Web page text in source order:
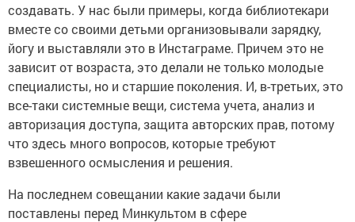
создавать. У нас были примеры, когда библиотекари
вместе со своими детьми организовывали зарядку,
йогу и выставляли это в Инстаграме. Причем это не
зависит от возраста, это делали не только молодые
специалисты, но и старшие поколения. И, в-третьих, это
все-таки системные вещи, система учета, анализ и
авторизация доступа, защита авторских прав, потому
что здесь много вопросов, которые требуют
взвешенного осмысления и решения.
На последнем совещании какие задачи были
поставлены перед Минкультом в сфере